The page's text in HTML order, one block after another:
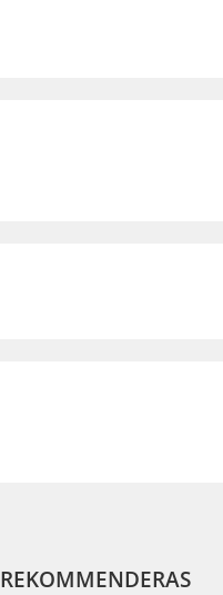
REKOMMENDERAS